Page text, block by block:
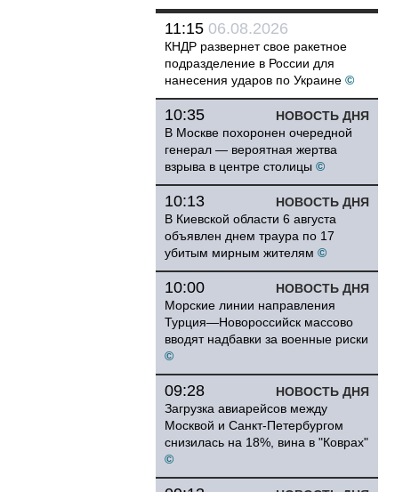
11:15 06.08.2026
КНДР развернет свое ракетное
подразделение в России для
нанесения ударов по Украине ©
НОВОСТЬ ДНЯ
10:35
В Москве похоронен очередной
генерал — вероятная жертва
взрыва в центре столицы ©
НОВОСТЬ ДНЯ
10:13
В Киевской области 6 августа
объявлен днем траура по 17
убитым мирным жителям ©
НОВОСТЬ ДНЯ
10:00
Морские линии направления
Турция—Новороссийск массово
вводят надбавки за военные риски
©
НОВОСТЬ ДНЯ
09:28
Загрузка авиарейсов между
Москвой и Санкт-Петербургом
снизилась на 18%, вина в "Коврах"
©